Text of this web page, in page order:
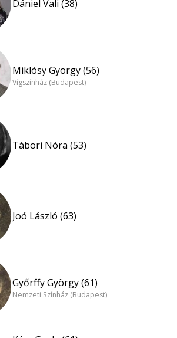
Dániel Vali (38)
Miklósy György (56)
Vígszínház (Budapest)
Tábori Nóra (53)
Joó László (63)
Győrffy György (61)
Nemzeti Színház (Budapest)